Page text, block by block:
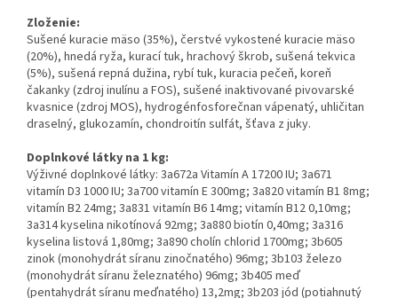
Zloženie:
Sušené kuracie mäso (35%), čerstvé vykostené kuracie mäso
(20%), hnedá ryža, kurací tuk, hrachový škrob, sušená tekvica
(5%), sušená repná dužina, rybí tuk, kuracia pečeň, koreň
čakanky (zdroj inulínu a FOS), sušené inaktivované pivovarské
kvasnice (zdroj MOS), hydrogénfosforečnan vápenatý, uhličitan
draselný, glukozamín, chondroitín sulfát, šťava z juky.
Doplnkové látky na 1 kg:
Výživné doplnkové látky: 3a672a Vitamín A 17200 IU; 3a671
vitamín D3 1000 IU; 3a700 vitamín E 300mg; 3a820 vitamín B1 8mg;
vitamín B2 24mg; 3a831 vitamín B6 14mg; vitamín B12 0,10mg;
3a314 kyselina nikotínová 92mg; 3a880 biotín 0,40mg; 3a316
kyselina listová 1,80mg; 3a890 cholín chlorid 1700mg; 3b605
zinok (monohydrát síranu zinočnatého) 96mg; 3b103 železo
(monohydrát síranu železnatého) 96mg; 3b405 meď
(pentahydrát síranu meďnatého) 13,2mg; 3b203 jód (potiahnutý